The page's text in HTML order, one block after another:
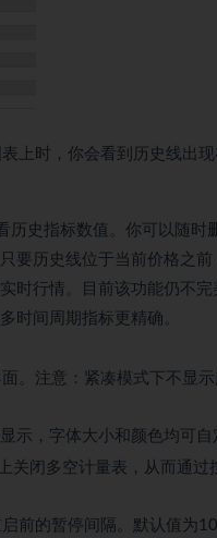
上时，你会看到历史线出
史指标数值。你可以随时
要历史线位于当前价格之
时行情。目前该功能仍不完
时间周期指标更精确。
。注意：紧凑模式下不显
示，字体大小和颜色均可自
关闭多空计量表，从而通过
前的暂停间隔。默认值为